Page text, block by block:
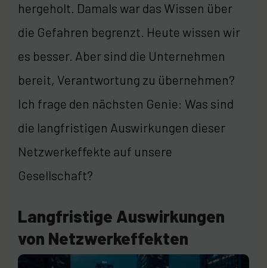
hergeholt. Damals war das Wissen über
die Gefahren begrenzt. Heute wissen wir
es besser. Aber sind die Unternehmen
bereit, Verantwortung zu übernehmen?
Ich frage den nächsten Genie: Was sind
die langfristigen Auswirkungen dieser
Netzwerkeffekte auf unsere
Gesellschaft?
Langfristige Auswirkungen
von Netzwerkeffekten